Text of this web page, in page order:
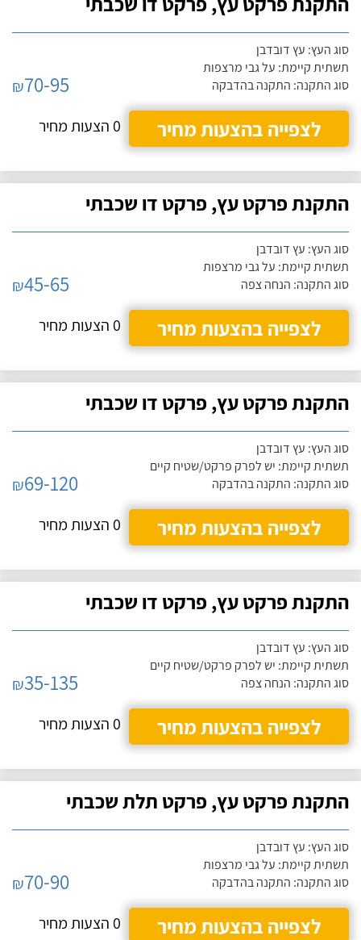
סוג העץ: עץ דובדבן
תשתית קיימת: על גבי מרצפות
סוג התקנה: התקנה בהדבקה
₪70-95
לצפייה בהצעות מחיר
0 הצעות מחיר
התקנת פרקט עץ, פרקט דו שכבתי
סוג העץ: עץ דובדבן
תשתית קיימת: על גבי מרצפות
סוג התקנה: הנחה צפה
₪45-65
לצפייה בהצעות מחיר
0 הצעות מחיר
התקנת פרקט עץ, פרקט דו שכבתי
סוג העץ: עץ דובדבן
תשתית קיימת: יש לפרק פרקט/שטיח קיים
סוג התקנה: התקנה בהדבקה
₪69-120
לצפייה בהצעות מחיר
0 הצעות מחיר
התקנת פרקט עץ, פרקט דו שכבתי
סוג העץ: עץ דובדבן
תשתית קיימת: יש לפרק פרקט/שטיח קיים
סוג התקנה: הנחה צפה
₪35-135
לצפייה בהצעות מחיר
0 הצעות מחיר
התקנת פרקט עץ, פרקט תלת שכבתי
סוג העץ: עץ דובדבן
תשתית קיימת: על גבי מרצפות
סוג התקנה: התקנה בהדבקה
₪70-90
לצפייה בהצעות מחיר
0 הצעות מחיר